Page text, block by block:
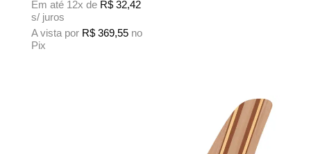
Em até 12x de R$ 32,42
s/ juros
A vista por R$ 369,55 no
Pix